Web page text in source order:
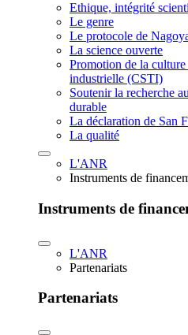
Ethique, intégrité
Le genre
Le protocole de
La science ouverte
Promotion de la
industrielle (CSTI)
Soutenir la recherche
durable
La déclaration de San
La qualité
L'ANR
Instruments de
Instruments de
L'ANR
Partenariats
Partenariats